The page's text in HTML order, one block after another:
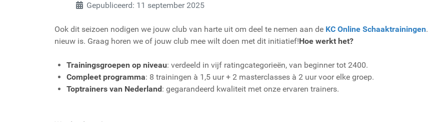
Gepubliceerd: 11 september 2025
Ook dit seizoen nodigen we jouw club van harte uit om deel te nemen aan de KC Online Schaaktrainingen
nieuw is. Graag horen we of jouw club mee wilt doen met dit initiatief!Hoe werkt het?
Trainingsgroepen op niveau: verdeeld in vijf ratingcategorieën, van beginner tot 2400.
Compleet programma: 8 trainingen à 1,5 uur + 2 masterclasses à 2 uur voor elke groep.
Toptrainers van Nederland : gegarandeerd kwaliteit met onze ervaren trainers.